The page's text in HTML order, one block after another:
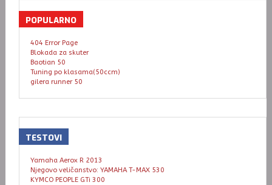
POPULARNO
404 Error Page
Blokada za skuter
Baotian 50
Tuning po klasama(50ccm)
gilera runner 50
TESTOVI
Yamaha Aerox R 2013
Njegovo veličanstvo: YAMAHA T-MAX 530
KYMCO PEOPLE GTi 300